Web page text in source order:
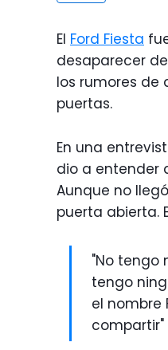
El Ford Fiesta
desaparecer
los rumores de
puertas.
En una
dio a entender
Aunque no
puerta abierta.
"No tengo
tengo
el nombre
compartir"